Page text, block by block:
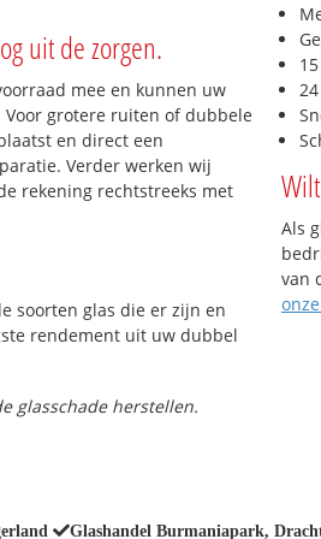
uit de zorgen.
mee en kunnen uw
grotere ruiten of dubbele
en direct een
Verder werken wij
rekening rechtstreeks met
soorten glas die er zijn en
rendement uit uw dubbel
glasschade herstellen.
Als
van
Glashandel Burmaniapark,